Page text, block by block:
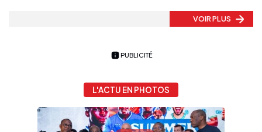
VOIR PLUS
PUBLICITÉ
L'ACTU EN PHOTOS